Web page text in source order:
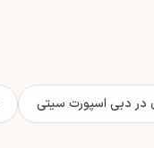
در دبی اسپورت سیتی